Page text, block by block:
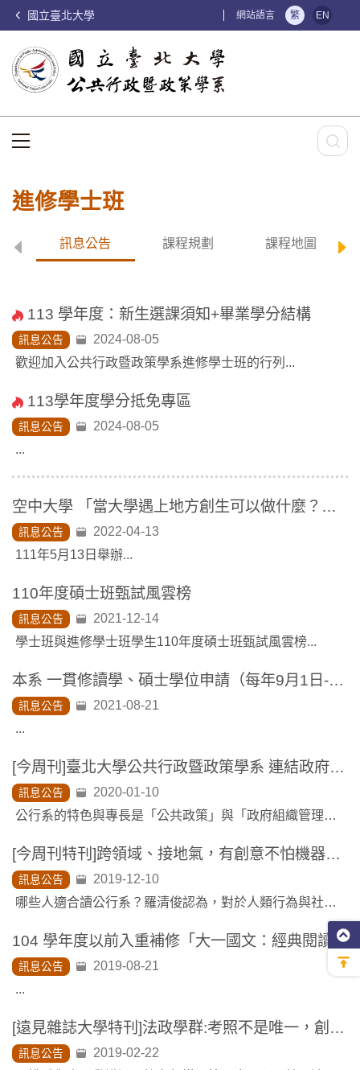
國立臺北大學 網站語言 繁 EN
進修學士班
訊息公告 課程規劃 課程地圖
113 學年度：新生選課須知+畢業學分結構
訊息公告
2024-08-05
歡迎加入公共行政暨政策學系進修學士班的行列...
113學年度學分抵免專區
訊息公告
2024-08-05
...
空中大學 「當大學遇上地方創生可以做什麼？暨大的參與經驗」演講
訊息公告
2022-04-13
111年5月13日舉辦...
110年度碩士班甄試風雲榜
訊息公告
2021-12-14
學士班與進修學士班學生110年度碩士班甄試風雲榜...
本系 一貫修讀學、碩士學位申請（每年9月1日-9月10日）
訊息公告
2021-08-21
...
[今周刊]臺北大學公共行政暨政策學系 連結政府與人民 讓政策更「接地氣」
訊息公告
2020-01-10
公行系的特色與專長是「公共政策」與「政府組織管理」，但這兩者受到政治經濟環境的影響，以及法律的規範，所以一樣需要政治與法律專業。...
[今周刊特刊]跨領域、接地氣，有創意不怕機器人取代，解決社會問題~人文科系發展不設限
訊息公告
2019-12-10
哪些人適合讀公行系？羅清俊認為，對於人類行為與社會現象有興趣，特別是想了解這些為何發生、如何發生、有什麼後果的人，就很適合讀公行系。...
104 學年度以前入重補修「大一國文：經典閱讀與詮釋」選課說明
訊息公告
2019-08-21
...
[遠見雜誌大學特刊]法政學群:考照不是唯一，創業精神弭平學用落差
訊息公告
2019-02-22